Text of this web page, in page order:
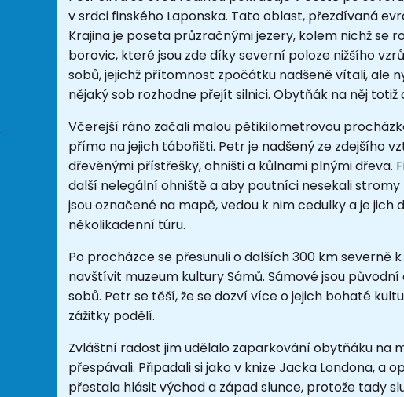
v srdci finského Laponska. Tato oblast, přezdívaná
Krajina je poseta průzračnými jezery, kolem nichž se
borovic, které jsou zde díky severní poloze nižšího
sobů, jejichž přítomnost zpočátku nadšeně vítali, ale
nějaký sob rozhodne přejít silnici. Obytňák na něj totiž
Včerejší ráno začali malou pětikilometrovou
přímo na jejich tábořišti. Petr je nadšený ze zdejšího
dřevěnými přístřešky, ohništi a kůlnami plnými dřeva.
další nelegální ohniště a aby poutníci nesekali
jsou označené na mapě, vedou k nim cedulky a je jich
několikadenní túru.
Po procházce se přesunuli o dalších 300 km severně
navštívit muzeum kultury Sámů. Sámové jsou
sobů. Petr se těší, že se dozví více o jejich bohaté
zážitky podělí.
Zvláštní radost jim udělalo zaparkování obytňáku na
přespávali. Připadali si jako v knize Jacka Londona,
přestala hlásit východ a západ slunce, protože tady